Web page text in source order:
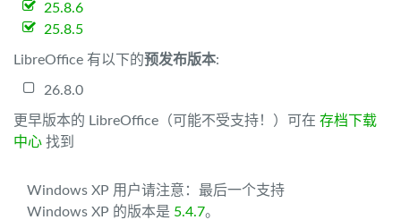
25.8.6
25.8.5
LibreOffice 有以下的预发布版本:
26.8.0
更早版本的 LibreOffice（可能不受支持！）可在 存档下载
中心 找到
Windows XP 用户请注意：最后一个支持
Windows XP 的版本是 5.4.7。